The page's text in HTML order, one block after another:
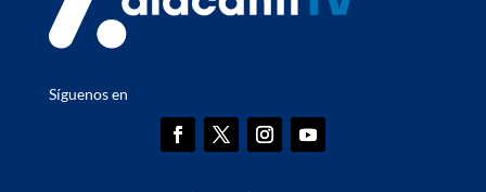
Síguenos en